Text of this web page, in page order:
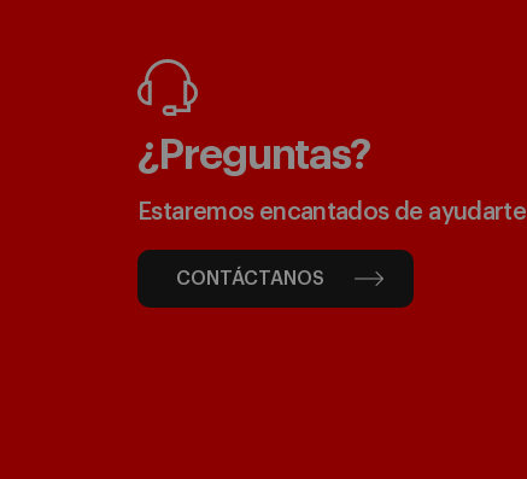
¿Preguntas?
Estaremos encantados de ayudarte
CONTÁCTANOS